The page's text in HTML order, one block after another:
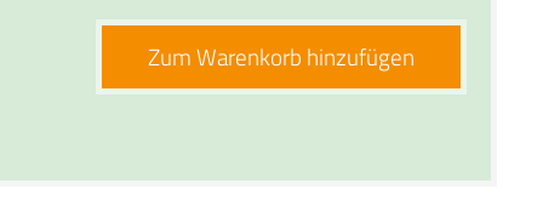
Zum Warenkorb hinzufügen